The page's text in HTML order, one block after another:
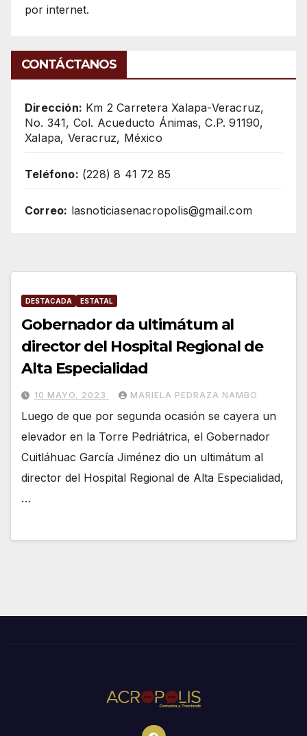
por internet.
CONTÁCTANOS
Dirección: Km 2 Carretera Xalapa-Veracruz,
No. 341, Col. Acueducto Ánimas, C.P. 91190,
Xalapa, Veracruz, México
Teléfono: (228) 8 41 72 85
Correo: lasnoticiasenacropolis@gmail.com
DESTACADA ESTATAL
Gobernador da ultimátum al
director del Hospital Regional de
Alta Especialidad
10 MAYO, 2023 MARIELA PEDRAZA NAMBO
Luego de que por segunda ocasión se cayera un
elevador en la Torre Pedriátrica, el Gobernador
Cuitláhuac García Jiménez dio un ultimátum al
director del Hospital Regional de Alta Especialidad,
…